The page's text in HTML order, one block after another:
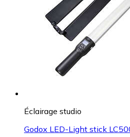
Éclairage studio
Godox LED-Light stick